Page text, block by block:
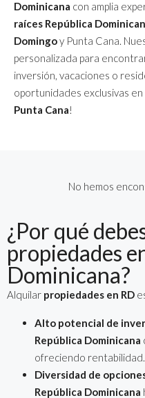
Dominicana con amplia
raíces República
Domingoy Punta Cana.
personalizada para
inversión, vacaciones o
oportunidades exclusivas
Punta Cana!
No hemos
¿Por qué
propiedades
Dominicana?
Alquilar propiedades en RD
Alto potencial de
República Dominicana
ofreciendo rentabilidad.
Diversidad de
República Dominicana